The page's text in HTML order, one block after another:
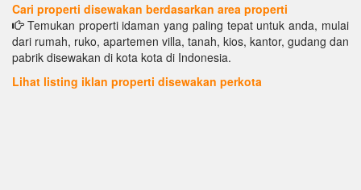
Cari properti disewakan berdasarkan area properti
Temukan properti idaman yang paling tepat untuk anda, mulai
dari rumah, ruko, apartemen villa, tanah, kios, kantor, gudang dan
pabrik disewakan di kota kota di Indonesia.
Lihat listing iklan properti disewakan perkota